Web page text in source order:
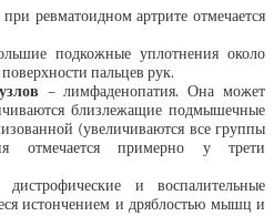
ревматоидном артрите отмечается
подкожные уплотнения около
пальцев рук.
– лимфаденопатия. Она может
близлежащие подмышечные
(увеличиваются все группы
отмечается примерно у трети
и воспалительные
истончением и дряблостью мышц и